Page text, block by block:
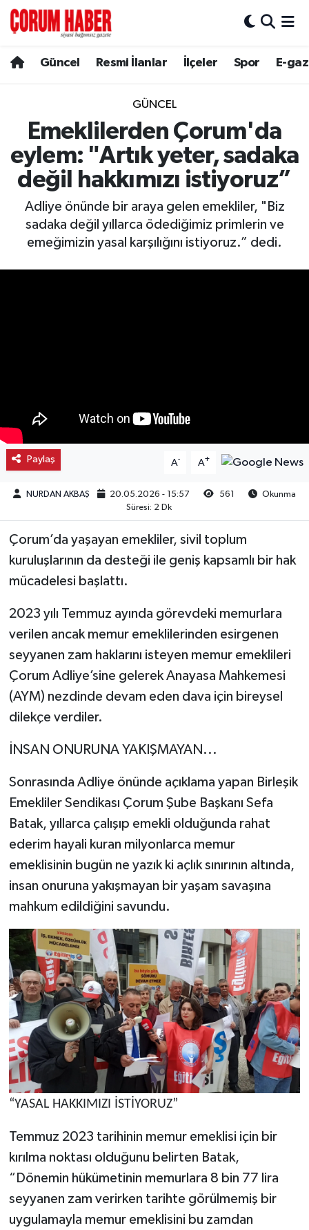
Güncel Resmi İlanlar İlçeler Spor E-
GÜNCEL
Emeklilerden Çorum'da
eylem: "Artık yeter, sadaka
değil hakkımızı istiyoruz”
Adliye önünde bir araya gelen emekliler, "Biz
sadaka değil yıllarca ödediğimiz primlerin ve
emeğimizin yasal karşılığını istiyoruz.” dedi.
Paylaş A- A+
NURDAN AKBAŞ 20.05.2026 - 15:57 561
Okunma
Süresi: 2 Dk
Çorum’da yaşayan emekliler, sivil toplum
kuruluşlarının da desteği ile geniş kapsamlı bir hak
mücadelesi başlattı.
2023 yılı Temmuz ayında görevdeki memurlara
verilen ancak memur emeklilerinden esirgenen
seyyanen zam haklarını isteyen memur emeklileri
Çorum Adliye’sine gelerek Anayasa Mahkemesi
(AYM) nezdinde devam eden dava için bireysel
dilekçe verdiler.
İNSAN ONURUNA YAKIŞMAYAN...
Sonrasında Adliye önünde açıklama yapan Birleşik
Emekliler Sendikası Çorum Şube Başkanı Sefa
Batak, yıllarca çalışıp emekli olduğunda rahat
ederim hayali kuran milyonlarca memur
emeklisinin bugün ne yazık ki açlık sınırının altında,
insan onuruna yakışmayan bir yaşam savaşına
mahkum edildiğini savundu.
“YASAL HAKKIMIZI İSTİYORUZ”
Temmuz 2023 tarihinin memur emeklisi için bir
kırılma noktası olduğunu belirten Batak,
“Dönemin hükümetinin memurlara 8 bin 77 lira
seyyanen zam verirken tarihte görülmemiş bir
uygulamayla memur emeklisini bu zamdan
Spor
Resmi İlanlar
Alaca
Bayat
Boğazkale
Sungurlu
Uğurludağ
Sağlık
Hava Durumu
Çorum Namaz Vakitleri
Trafik Durumu
Süper Lig Puan Durumu ve Fikstür
Tüm Manşetler